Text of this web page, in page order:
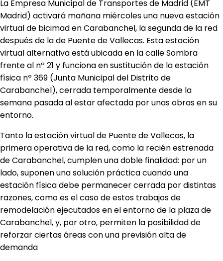
La Empresa Municipal de Transportes de Madrid (EMT
Madrid) activará mañana miércoles una nueva estación
virtual de bicimad en Carabanchel, la segunda de la red
después de la de Puente de Vallecas. Esta estación
virtual alternativa está ubicada en la calle Sombra
frente al nº 21 y funciona en sustitución de la estación
física nº 369 (Junta Municipal del Distrito de
Carabanchel), cerrada temporalmente desde la
semana pasada al estar afectada por unas obras en su
entorno.
Tanto la estación virtual de Puente de Vallecas, la
primera operativa de la red, como la recién estrenada
de Carabanchel, cumplen una doble finalidad: por un
lado, suponen una solución práctica cuando una
estación física debe permanecer cerrada por distintas
razones, como es el caso de estos trabajos de
remodelación ejecutados en el entorno de la plaza de
Carabanchel, y, por otro, permiten la posibilidad de
reforzar ciertas áreas con una previsión alta de
demanda